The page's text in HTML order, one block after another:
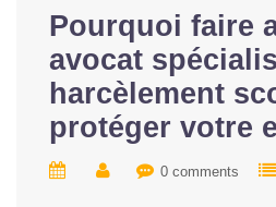
Pourquoi faire
avocat
harcèlement
protéger votre
0 comments